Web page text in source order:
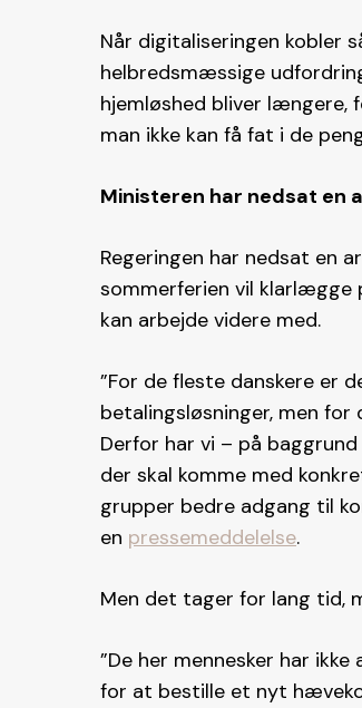
Når digitaliseringen kobler
helbredsmæssige
hjemløshed bliver længere,
man ikke kan få fat i de
Ministeren har nedsat en
Regeringen har nedsat en
sommerferien vil klarlægge
kan arbejde videre med.
”For de fleste danskere er
betalingsløsninger, men
Derfor har vi – på
der skal komme med
grupper bedre adgang til
en pressemeddelelse.
Men det tager for lang tid,
”De her mennesker har
for at bestille et nyt